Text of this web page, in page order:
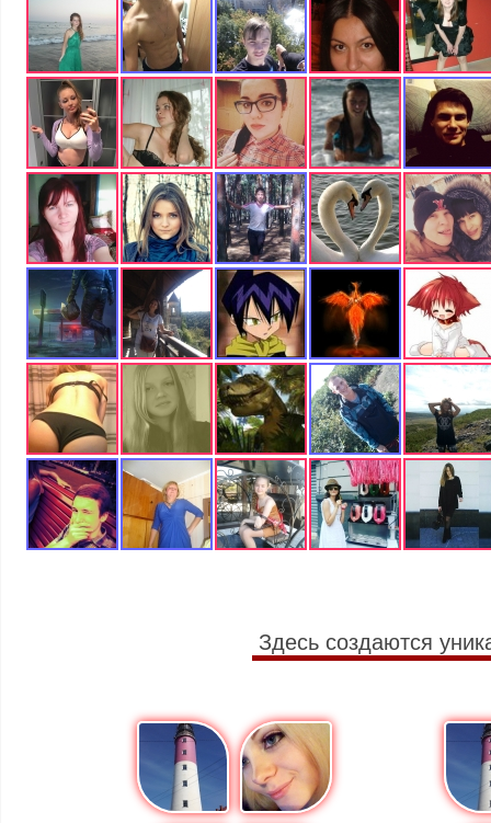
Здесь создаются